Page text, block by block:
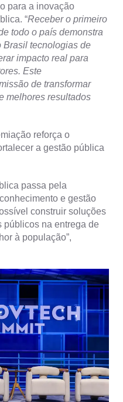
para a inovação
“Receber o primeiro
todo o país demonstra
Brasil tecnologias de
impacto real para
Este
de transformar
melhores resultados
reforça o
a gestão pública
passa pela
e gestão
construir soluções
públicos na entrega de
à população”,